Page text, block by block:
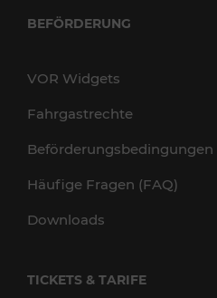
BEFÖRDERUNG
VOR Widgets
Fahrgastrechte
Beförderungsbedingungen
Häufige Fragen (FAQ)
Downloads
TICKETS & TARIFE